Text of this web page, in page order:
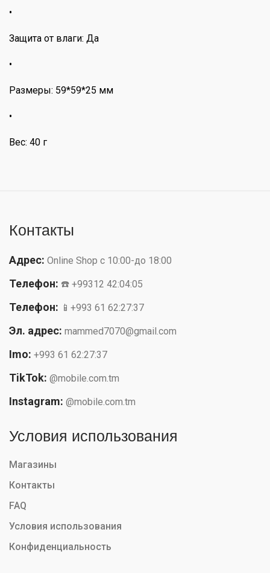
•
Защита от влаги: Да
•
Размеры: 59*59*25 мм
•
Вес: 40 г
Контакты
Адрес: Online Shop с 10:00-до 18:00
Телефон: ☎️ +99312 42:04:05
Телефон: 📱+993 61 62:27:37
Эл. адрес: mammed7070@gmail.com
Imo: +993 61 62:27:37
TikTok: @mobile.com.tm
Instagram: @mobile.com.tm
Условия использования
Магазины
Контакты
FAQ
Условия использования
Конфиденциальность